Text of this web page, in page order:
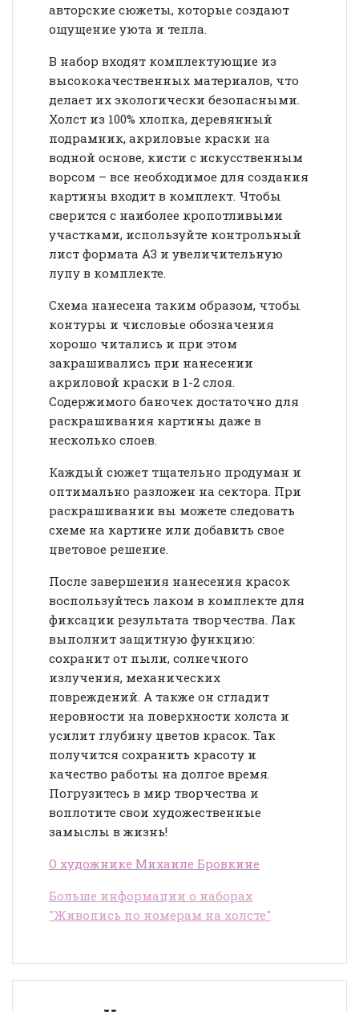
авторские сюжеты, которые создают
ощущение уюта и тепла.
В набор входят комплектующие из
высококачественных материалов, что
делает их экологически безопасными.
Холст из 100% хлопка, деревянный
подрамник, акриловые краски на
водной основе, кисти с искусственным
ворсом – все необходимое для создания
картины входит в комплект. Чтобы
сверится с наиболее кропотливыми
участками, используйте контрольный
лист формата А3 и увеличительную
лупу в комплекте.
Схема нанесена таким образом, чтобы
контуры и числовые обозначения
хорошо читались и при этом
закрашивались при нанесении
акриловой краски в 1-2 слоя.
Содержимого баночек достаточно для
раскрашивания картины даже в
несколько слоев.
Каждый сюжет тщательно продуман и
оптимально разложен на сектора. При
раскрашивании вы можете следовать
схеме на картине или добавить свое
цветовое решение.
После завершения нанесения красок
воспользуйтесь лаком в комплекте для
фиксации результата творчества. Лак
выполнит защитную функцию:
сохранит от пыли, солнечного
излучения, механических
повреждений. А также он сгладит
неровности на поверхности холста и
усилит глубину цветов красок. Так
получится сохранить красоту и
качество работы на долгое время.
Погрузитесь в мир творчества и
воплотите свои художественные
замыслы в жизнь!
О художнике Михаиле Бровкине
Больше информации о наборах
"Живопись по номерам на холсте"